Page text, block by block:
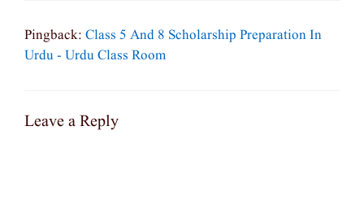
Pingback: Class 5 And 8 Scholarship Preparation In
Urdu - Urdu Class Room
Leave a Reply